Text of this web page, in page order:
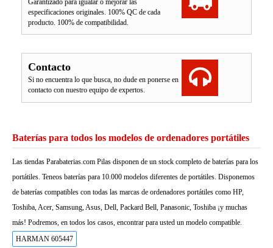
Garantizado para igualar o mejorar las
especificaciones originales. 100% QC de cada
producto. 100% de compatibilidad.
Contacto
Si no encuentra lo que busca, no dude en ponerse en
contacto con nuestro equipo de expertos.
Baterías para todos los modelos de ordenadores portátiles
Las tiendas Parabaterias.com Pilas disponen de un stock completo de baterías para los
portátiles. Teneos baterías para 10.000 modelos diferentes de portátiles. Disponemos
de baterías compatibles con todas las marcas de ordenadores portátiles como HP,
Toshiba, Acer, Samsung, Asus, Dell, Packard Bell, Panasonic, Toshiba ¡y muchas
más! Podremos, en todos los casos, encontrar para usted un modelo compatible.
HARMAN 605447